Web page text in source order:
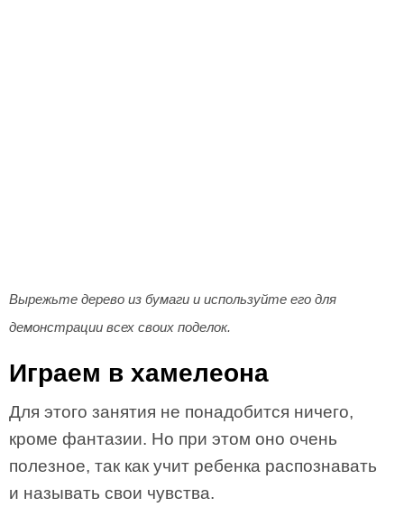
Вырежьте дерево из бумаги и используйте его для
демонстрации всех своих поделок.
Играем в хамелеона
Для этого занятия не понадобится ничего,
кроме фантазии. Но при этом оно очень
полезное, так как учит ребенка распознавать
и называть свои чувства.